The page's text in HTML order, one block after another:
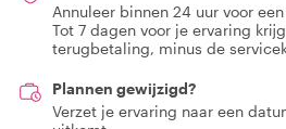
Annuleer binnen 24 uur voor
Tot 7 dagen voor je ervaring
terugbetaling, minus de
Plannen gewijzigd?
Verzet je ervaring naar een